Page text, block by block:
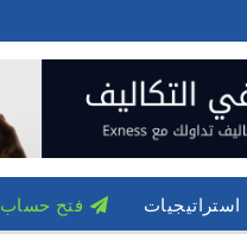
استراتيجيات فتح حساب